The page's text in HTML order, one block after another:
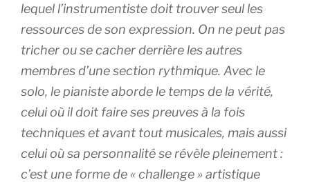
lequel l’instrumentiste doit trouver seul les
ressources de son expression. On ne peut pas
tricher ou se cacher derrière les autres
membres d’une section rythmique. Avec le
solo, le pianiste aborde le temps de la vérité,
celui où il doit faire ses preuves à la fois
techniques et avant tout musicales, mais aussi
celui où sa personnalité se révèle pleinement :
c’est une forme de « challenge » artistique